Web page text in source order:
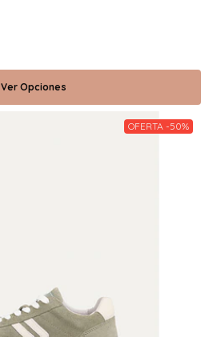
Ver Opciones
OFERTA -50%